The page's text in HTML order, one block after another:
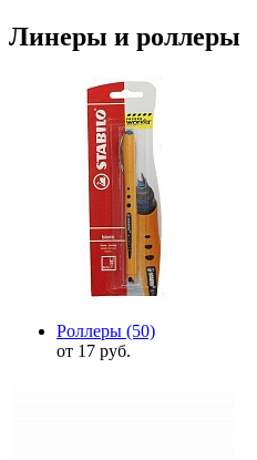
Линеры и роллеры
Роллеры (50)
от 17 руб.